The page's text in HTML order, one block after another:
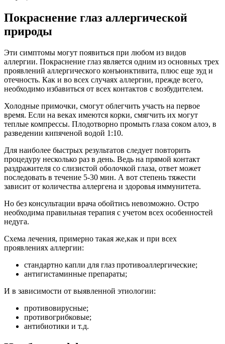
Покраснение глаз аллергической
природы
Эти симптомы могут появиться при любом из видов
аллергии. Покраснение глаз является одним из основных трех
проявлений аллергического конъюнктивита, плюс еще зуд и
отечность. Как и во всех случаях аллергии, прежде всего,
необходимо избавиться от всех контактов с возбудителем.
Холодные примочки, смогут облегчить участь на первое
время. Если на веках имеются корки, смягчить их могут
теплые компрессы. Плодотворно промыть глаза соком алоэ, в
разведении кипяченой водой 1:10.
Для наиболее быстрых результатов следует повторить
процедуру несколько раз в день. Ведь на прямой контакт
раздражителя со слизистой оболочкой глаза, ответ может
последовать в течение 5-30 мин. А вот степень тяжести
зависит от количества аллергена и здоровья иммунитета.
Но без консультации врача обойтись невозможно. Остро
необходима правильная терапия с учетом всех особенностей
недуга.
Схема лечения, примерно такая же,как и при всех
проявлениях аллергии:
стандартно капли для глаз противоаллергические;
антигистаминные препараты;
И в зависимости от выявленной этиологии:
противовирусные;
противогрибковые;
антибиотики и т.д.